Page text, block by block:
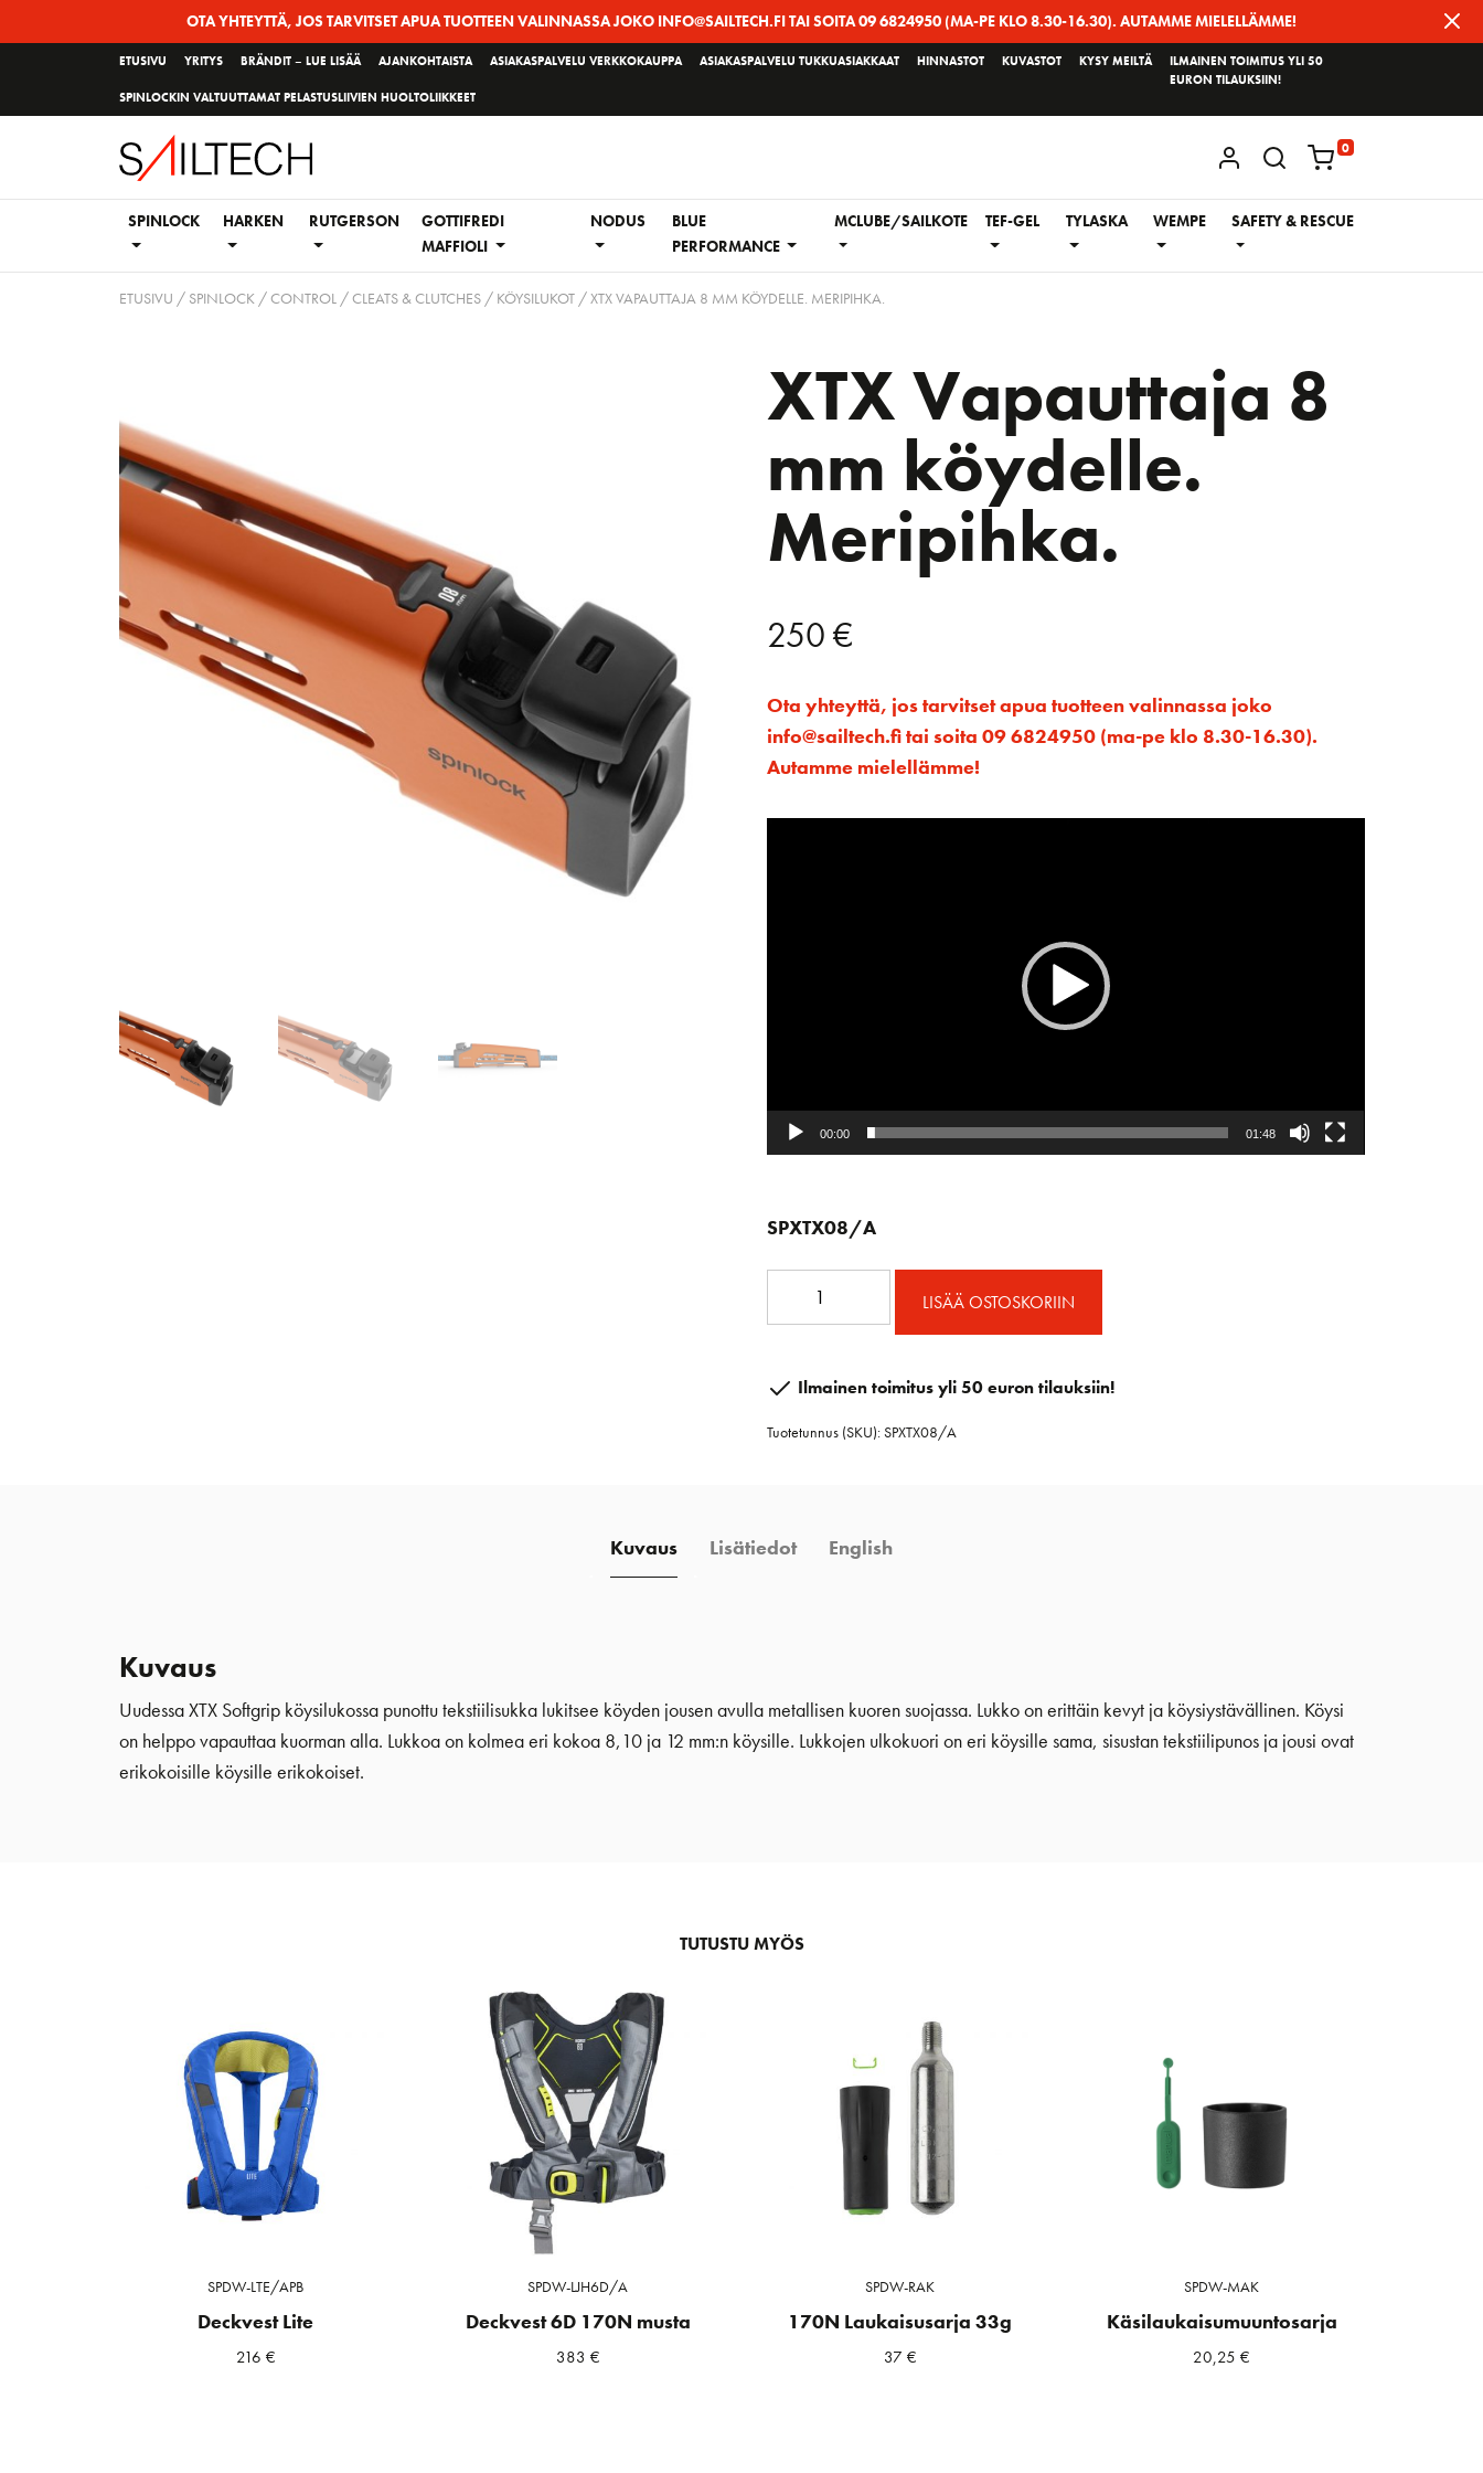
OTA YHTEYTTÄ, JOS TARVITSET APUA TUOTTEEN VALINNASSA JOKO INFO@SAILTECH.FI TAI SOITA 09 6824950 (MA-PE KLO 8.30-16.30). AUTAMME MIELELLÄMME!
ETUSIVU YRITYS BRÄNDIT – LUE LISÄÄ AJANKOHTAISTA ASIAKASPALVELU VERKKOKAUPPA ASIAKASPALVELU TUKKUASIAKKAAT HINNASTOT KUVASTOT KYSY MEILTÄ
SPINLOCKIN VALTUUTTAMAT PELASTUSLIIVIEN HUOLTOLIIKKEET
ILMAINEN TOIMITUS YLI 50
EURON TILAUKSIIN!
KIRJAUDU / REKISTERÖIDY
0
SPINLOCK HARKEN RUTGERSON
GOTTIFREDI
MAFFIOLI
NODUS
BLUE
PERFORMANCE
MCLUBE/SAILKOTE TEF-GEL TYLASKA WEMPE SAFETY & RESCUE
ETUSIVU / SPINLOCK/CONTROL/CLEATS & CLUTCHES / KÖYSILUKOT/ XTX VAPAUTTAJA 8 MM KÖYDELLE. MERIPIHKA.
XTX Vapauttaja 8
mm köydelle.
Meripihka.
250€
Ota yhteyttä, jos tarvitset apua tuotteen valinnassa joko
info@sailtech.fi tai soita 09 6824950 (ma-pe klo 8.30-16.30).
Autamme mielellämme!
00:00 01:48
SPXTX08/A
mm
Meripihka.
LISÄÄ OSTOSKORIIN
Ilmainen toimitus yli 50 euron tilauksiin!
Tuotetunnus (SKU):SPXTX08/A
Kuvaus Lisätiedot English
Kuvaus
Uudessa XTX Softgrip köysilukossa punottu tekstiilisukka lukitsee köyden jousen avulla metallisen kuoren suojassa. Lukko on erittäin kevyt ja köysiystävällinen. Köysi
on helppo vapauttaa kuorman alla. Lukkoa on kolmea eri kokoa 8,10 ja 12 mm:n köysille. Lukkojen ulkokuori on eri köysille sama, sisustan tekstiilipunos ja jousi ovat
erikokoisille köysille erikokoiset.
TUTUSTU MYÖS
SPDW-LTE/APB
Deckvest Lite
216 €
SPDW-LJH6D/A
Deckvest 6D 170N musta
383 €
SPDW-RAK
170N Laukaisusarja 33g
37 €
SPDW-MAK
Käsilaukaisumuuntosarja
20,25€